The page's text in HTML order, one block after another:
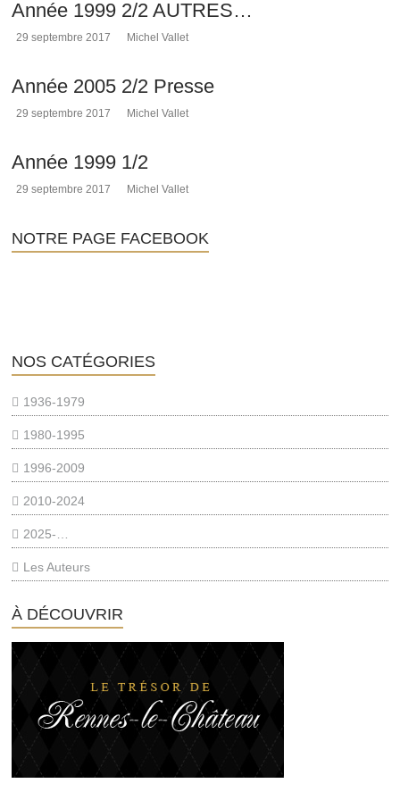
de
Rennes-
l'histoire
l'abbé
et
les
sujets
cette
Année 1999 2/2 AUTRES…
29 septembre 2017 Michel Vallet
Année 2005 2/2 Presse
29 septembre 2017 Michel Vallet
Année 1999 1/2
29 septembre 2017 Michel Vallet
NOTRE PAGE FACEBOOK
NOS CATÉGORIES
1936-1979
1980-1995
1996-2009
2010-2024
2025-…
Les Auteurs
À DÉCOUVRIR